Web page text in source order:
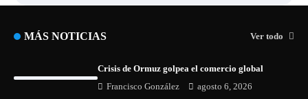
MÁS NOTICIAS Ver todo
Crisis de Ormuz golpea el comercio global
Francisco González agosto 6, 2026